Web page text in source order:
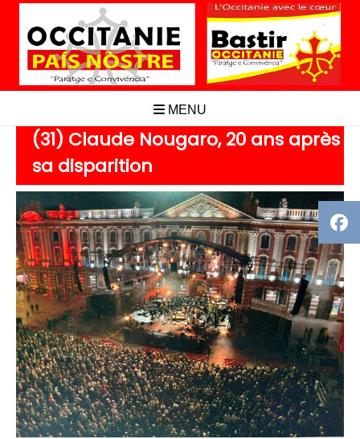
Aller
contenu
MENU
(31) Claude Nougaro, 20 ans après
sa disparition